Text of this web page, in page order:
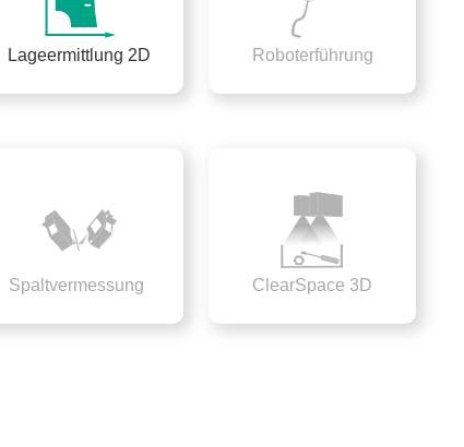
Lageermittlung 2D Roboterführung
Spaltvermessung ClearSpace 3D